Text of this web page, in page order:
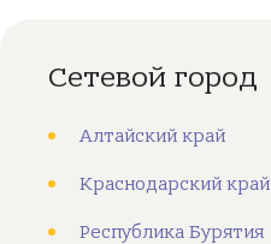
Сетевой город
Алтайский край
Краснодарский край
Республика Бурятия